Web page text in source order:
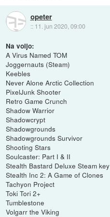
opeter
:: 11. jun 2020, 09:00
Na voljo:
A Virus Named TOM
Joggernauts (Steam)
Keebles
Never Alone Arctic Collection
PixelJunk Shooter
Retro Game Crunch
Shadow Warrior
Shadowcrypt
Shadowgrounds
Shadowgrounds Survivor
Shooting Stars
Soulcaster: Part I & II
Stealth Bastard Deluxe Steam key
Stealth Inc 2: A Game of Clones
Tachyon Project
Toki Tori 2+
Tumblestone
Volgarr the Viking